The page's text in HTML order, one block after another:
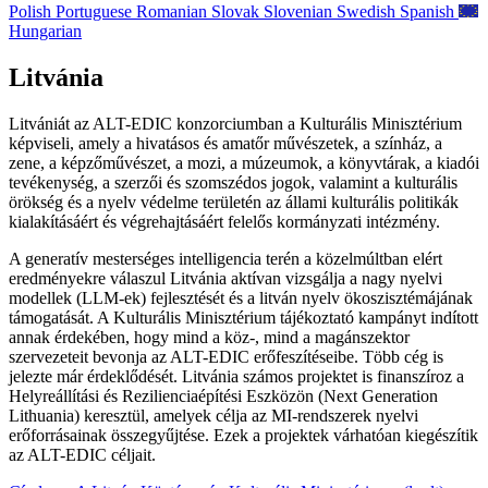
Polish Portuguese Romanian Slovak Slovenian Swedish Spanish
Hungarian
Litvánia
Litvániát az ALT-EDIC konzorciumban a Kulturális Minisztérium
képviseli, amely a hivatásos és amatőr művészetek, a színház, a
zene, a képzőművészet, a mozi, a múzeumok, a könyvtárak, a kiadói
tevékenység, a szerzői és szomszédos jogok, valamint a kulturális
örökség és a nyelv védelme területén az állami kulturális politikák
kialakításáért és végrehajtásáért felelős kormányzati intézmény.
A generatív mesterséges intelligencia terén a közelmúltban elért
eredményekre válaszul Litvánia aktívan vizsgálja a nagy nyelvi
modellek (LLM-ek) fejlesztését és a litván nyelv ökoszisztémájának
támogatását. A Kulturális Minisztérium tájékoztató kampányt indított
annak érdekében, hogy mind a köz-, mind a magánszektor
szervezeteit bevonja az ALT-EDIC erőfeszítéseibe. Több cég is
jelezte már érdeklődését. Litvánia számos projektet is finanszíroz a
Helyreállítási és Rezilienciaépítési Eszközön (Next Generation
Lithuania) keresztül, amelyek célja az MI-rendszerek nyelvi
erőforrásainak összegyűjtése. Ezek a projektek várhatóan kiegészítik
az ALT-EDIC céljait.